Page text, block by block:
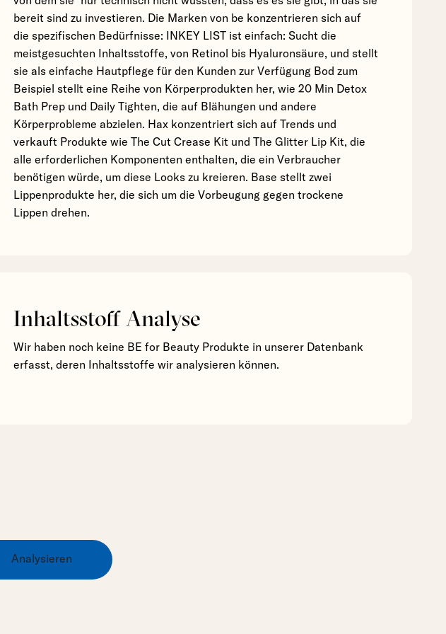
Analysieren
bereit sind zu investieren. Die Marken von be konzentrieren sich auf
die spezifischen Bedürfnisse: INKEY LIST ist einfach: Sucht die
meistgesuchten Inhaltsstoffe, von Retinol bis Hyaluronsäure, und stellt
sie als einfache Hautpflege für den Kunden zur Verfügung Bod zum
Beispiel stellt eine Reihe von Körperprodukten her, wie 20 Min Detox
Bath Prep und Daily Tighten, die auf Blähungen und andere
Körperprobleme abzielen. Hax konzentriert sich auf Trends und
verkauft Produkte wie The Cut Crease Kit und The Glitter Lip Kit, die
alle erforderlichen Komponenten enthalten, die ein Verbraucher
benötigen würde, um diese Looks zu kreieren. Base stellt zwei
Lippenprodukte her, die sich um die Vorbeugung gegen trockene
Lippen drehen.
Inhaltsstoff Analyse
Wir haben noch keine BE for Beauty Produkte in unserer Datenbank
erfasst, deren Inhaltsstoffe wir analysieren können.